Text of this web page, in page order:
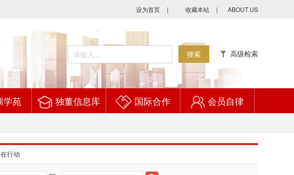
设为首页 | 收藏本站 | ABOUT US
搜索 高级检索
学苑 独董信息库 国际合作 会员自律
行动